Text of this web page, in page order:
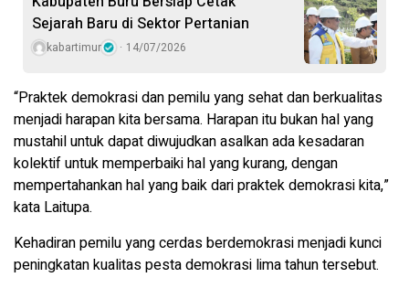
Sejarah Baru di Sektor Pertanian
kabartimur 14/07/2026
“Praktek demokrasi dan pemilu yang sehat dan berkualitas
menjadi harapan kita bersama. Harapan itu bukan hal yang
mustahil untuk dapat diwujudkan asalkan ada kesadaran
kolektif untuk memperbaiki hal yang kurang, dengan
mempertahankan hal yang baik dari praktek demokrasi kita,”
kata Laitupa.
Kehadiran pemilu yang cerdas berdemokrasi menjadi kunci
peningkatan kualitas pesta demokrasi lima tahun tersebut.